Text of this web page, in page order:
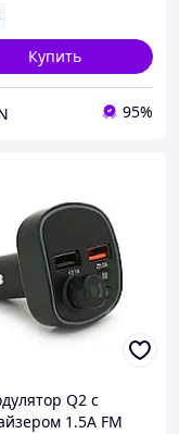
Купить
95%
Q2 с
1.5A FM